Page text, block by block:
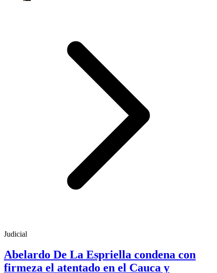
Judicial
Abelardo De La Espriella condena con
firmeza el atentado en el Cauca y